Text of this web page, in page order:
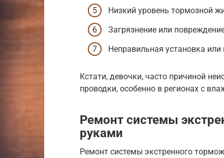
Низкий уровень тормозной
Загрязнение или
Неправильная установка
Кстати, девочки, часто причиной
проводки, особенно в регионах с
Ремонт системы
руками
Ремонт системы экстренного